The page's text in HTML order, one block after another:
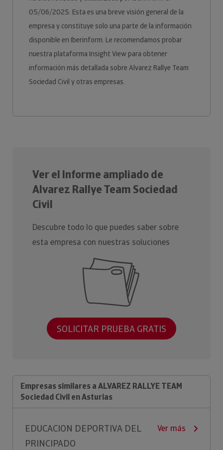
05/06/2025. Esta es una breve visión general de la
empresa y constituye solo una parte de la información
disponible en Iberinform. Le recomendamos probar
nuestra plataforma Insight View para obtener
información más detallada sobre Alvarez Rallye Team
Sociedad Civil y otras empresas.
Ver el Informe ampliado de
Alvarez Rallye Team Sociedad
Civil
Descubre todo lo que puedes saber sobre
esta empresa con nuestras soluciones
SOLICITAR PRUEBA GRATIS
Empresas similares a ALVAREZ RALLYE TEAM
Sociedad Civil en Asturias
EDUCACION DEPORTIVA DEL
PRINCIPADO
Ver más